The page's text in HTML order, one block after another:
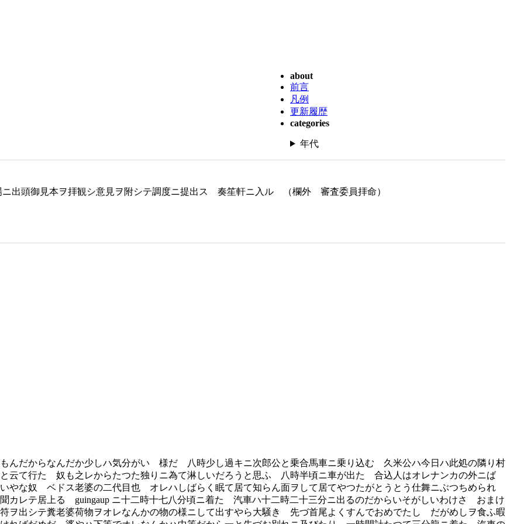
about
前言
凡例
更新履歴
categories
年代
頭御見本ヲ拝観シ意見ヲ附シテ調度ニ提出ス 奏笙軒ニ入ル （欄外 審査委員拝命）
だからなんだか少しハ気分がいゝ様だ 八時少し過キニ次郎公と乗合馬車ニ乗り込む 久米公ハ今日ハ此処の隣り村
云て行た 奴も之レからたつた独りニ為て淋しいだろうと思ふ 八時半頃ニ車が出た 合込人はオレナンカの外ニばゞ
やな奴 ベドス老婆の二代目也 オレハしばらく眠て居て知らん面ヲして居てやつたがとうとう仕舞ニぶつちめられ
レテ居上る guingaup ニ十二時十七八分頃ニ着た 汽車ハ十二時二十三分ニ出るのだからいそがしいわけさ おまけ
ヲ出シテ糞老婆荷物ヲオレなんかの物の様ニして出すやら大騒き 先づ首尾よくすんでおめでたし だがめしヲ食ふ暇